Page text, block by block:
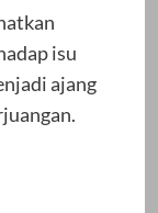
isu
ajang